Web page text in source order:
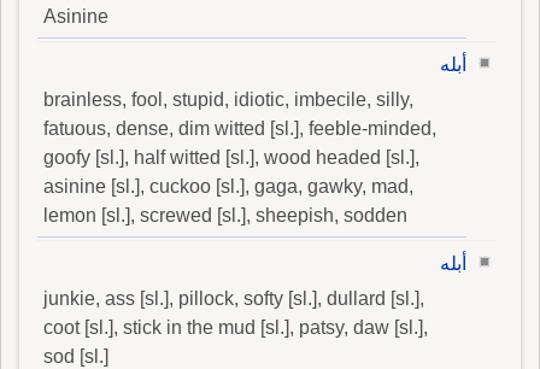
Asinine
أبله
brainless, fool, stupid, idiotic, imbecile, silly,
fatuous, dense, dim witted [sl.], feeble-minded,
goofy [sl.], half witted [sl.], wood headed [sl.],
asinine [sl.], cuckoo [sl.], gaga, gawky, mad,
lemon [sl.], screwed [sl.], sheepish, sodden
أبله
junkie, ass [sl.], pillock, softy [sl.], dullard [sl.],
coot [sl.], stick in the mud [sl.], patsy, daw [sl.],
sod [sl.]